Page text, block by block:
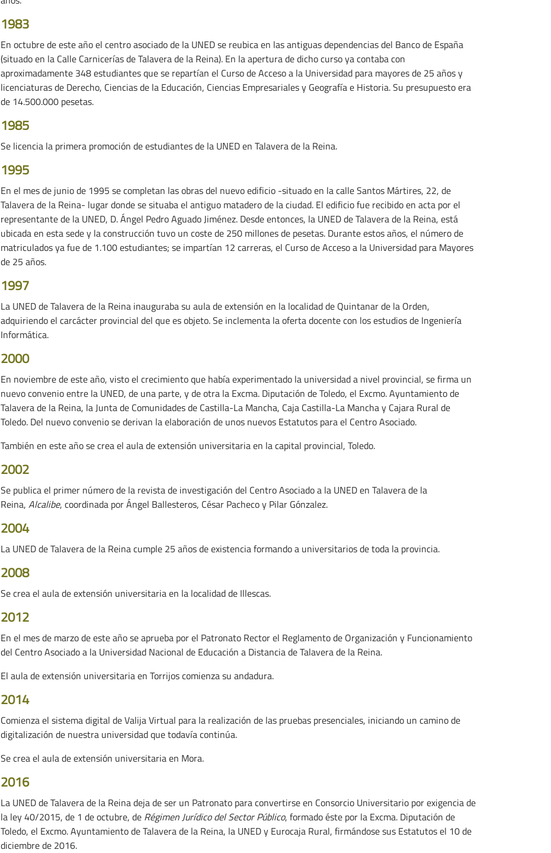
1983
En octubre de este año el centro asociado de la UNED se reubica en las antiguas dependencias del Banco de España
(situado en la Calle Carnicerías de Talavera de la Reina). En la apertura de dicho curso ya contaba con
aproximadamente 348 estudiantes que se repartían el Curso de Acceso a la Universidad para mayores de 25 años y
licenciaturas de Derecho, Ciencias de la Educación, Ciencias Empresariales y Geografía e Historia. Su presupuesto era
de 14.500.000 pesetas.
1985
Se licencia la primera promoción de estudiantes de la UNED en Talavera de la Reina.
1995
En el mes de junio de 1995 se completan las obras del nuevo edificio -situado en la calle Santos Mártires, 22, de
Talavera de la Reina- lugar donde se situaba el antiguo matadero de la ciudad. El edificio fue recibido en acta por el
representante de la UNED, D. Ángel Pedro Aguado Jiménez. Desde entonces, la UNED de Talavera de la Reina, está
ubicada en esta sede y la construcción tuvo un coste de 250 millones de pesetas. Durante estos años, el número de
matriculados ya fue de 1.100 estudiantes; se impartían 12 carreras, el Curso de Acceso a la Universidad para Mayores
de 25 años.
1997
La UNED de Talavera de la Reina inauguraba su aula de extensión en la localidad de Quintanar de la Orden,
adquiriendo el carcácter provincial del que es objeto. Se inclementa la oferta docente con los estudios de Ingeniería
Informática.
2000
En noviembre de este año, visto el crecimiento que había experimentado la universidad a nivel provincial, se firma un
nuevo convenio entre la UNED, de una parte, y de otra la Excma. Diputación de Toledo, el Excmo. Ayuntamiento de
Talavera de la Reina, la Junta de Comunidades de Castilla-La Mancha, Caja Castilla-La Mancha y Cajara Rural de
Toledo. Del nuevo convenio se derivan la elaboración de unos nuevos Estatutos para el Centro Asociado.
También en este año se crea el aula de extensión universitaria en la capital provincial, Toledo.
2002
Se publica el primer número de la revista de investigación del Centro Asociado a la UNED en Talavera de la
Reina, Alcalibe, coordinada por Ángel Ballesteros, César Pacheco y Pilar Gónzalez.
2004
La UNED de Talavera de la Reina cumple 25 años de existencia formando a universitarios de toda la provincia.
2008
Se crea el aula de extensión universitaria en la localidad de Illescas.
2012
En el mes de marzo de este año se aprueba por el Patronato Rector el Reglamento de Organización y Funcionamiento
del Centro Asociado a la Universidad Nacional de Educación a Distancia de Talavera de la Reina.
El aula de extensión universitaria en Torrijos comienza su andadura.
2014
Comienza el sistema digital de Valija Virtual para la realización de las pruebas presenciales, iniciando un camino de
digitalización de nuestra universidad que todavía continúa.
Se crea el aula de extensión universitaria en Mora.
2016
La UNED de Talavera de la Reina deja de ser un Patronato para convertirse en Consorcio Universitario por exigencia de
la ley 40/2015, de 1 de octubre, de Régimen Jurídico del Sector Público, formado éste por la Excma. Diputación de
Toledo, el Excmo. Ayuntamiento de Talavera de la Reina, la UNED y Eurocaja Rural, firmándose sus Estatutos el 10 de
diciembre de 2016.